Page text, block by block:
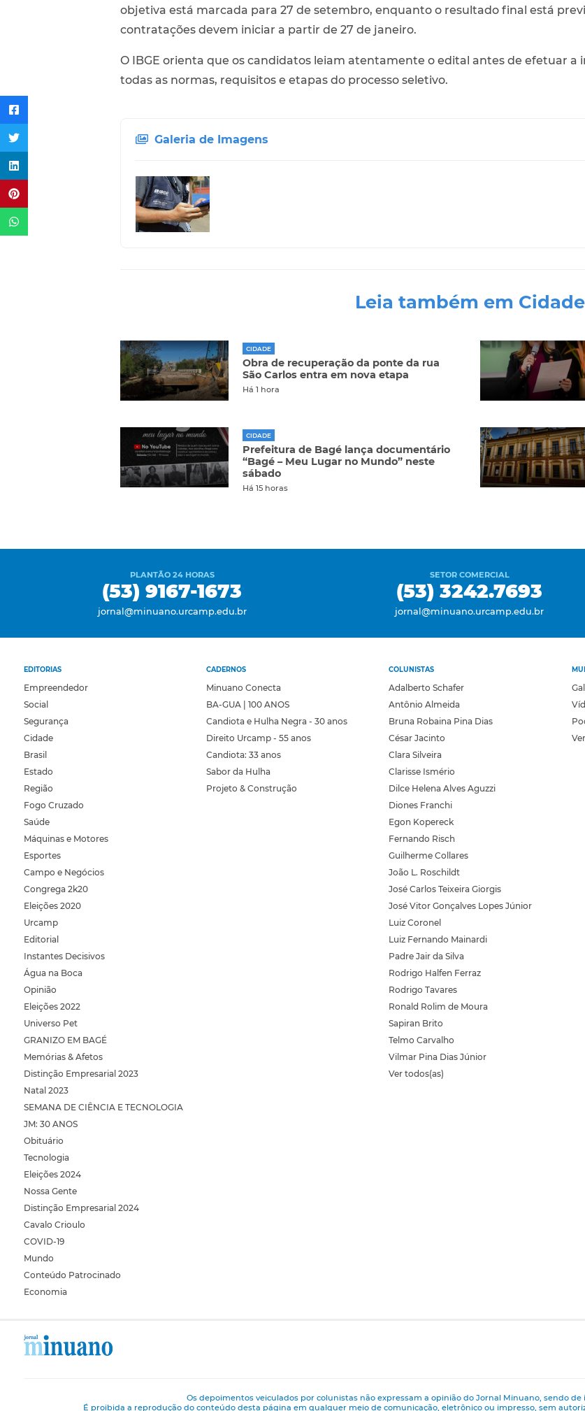
objetiva está marcada para 27 de setembro, enquanto o resultado final está
contratações devem iniciar a partir de 27 de janeiro.
O IBGE orienta que os candidatos leiam atentamente o edital antes de efetuar a
todas as normas, requisitos e etapas do processo seletivo.
Galeria de Imagens
Leia também em Cidade
CIDADE
Obra de recuperação da ponte da rua
São Carlos entra em nova etapa
Há 1 hora
CIDADE
Prefeitura de Bagé lança documentário
“Bagé – Meu Lugar no Mundo” neste
sábado
Há 15 horas
PLANTÃO 24 HORAS
(53) 9167-1673
jornal@minuano.urcamp.edu.br
SETOR COMERCIAL
(53) 3242.7693
jornal@minuano.urcamp.edu.br
EDITORIAS
Empreendedor
Social
Segurança
Cidade
Brasil
Estado
Região
Fogo Cruzado
Saúde
Máquinas e Motores
Esportes
Campo e Negócios
Congrega 2k20
Eleições 2020
Urcamp
Editorial
Instantes Decisivos
Água na Boca
Opinião
Eleições 2022
Universo Pet
GRANIZO EM BAGÉ
Memórias & Afetos
Distinção Empresarial 2023
Natal 2023
SEMANA DE CIÊNCIA E TECNOLOGIA
JM: 30 ANOS
Obituário
Tecnologia
Eleições 2024
Nossa Gente
Distinção Empresarial 2024
Cavalo Crioulo
COVID-19
Mundo
Conteúdo Patrocinado
Economia
CADERNOS
Minuano Conecta
BA-GUA | 100 ANOS
Candiota e Hulha Negra - 30 anos
Direito Urcamp - 55 anos
Candiota: 33 anos
Sabor da Hulha
Projeto & Construção
COLUNISTAS
Adalberto Schafer
Antônio Almeida
Bruna Robaina Pina Dias
César Jacinto
Clara Silveira
Clarisse Ismério
Dilce Helena Alves Aguzzi
Diones Franchi
Egon Kopereck
Fernando Risch
Guilherme Collares
João L. Roschildt
José Carlos Teixeira Giorgis
José Vitor Gonçalves Lopes Júnior
Luiz Coronel
Luiz Fernando Mainardi
Padre Jair da Silva
Rodrigo Halfen Ferraz
Rodrigo Tavares
Ronald Rolim de Moura
Sapiran Brito
Telmo Carvalho
Vilmar Pina Dias Júnior
Ver todos(as)
Os depoimentos veiculados por colunistas não expressam a opinião do Jornal Minuano, sendo
É proibida a reprodução do conteúdo desta página em qualquer meio de comunicação, eletrônico ou impresso, sem